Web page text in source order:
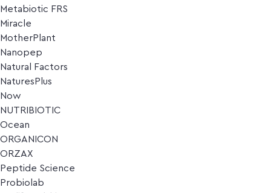
Metabiotic FRS
Miracle
MotherPlant
Nanopep
Natural Factors
NaturesPlus
Now
NUTRIBIOTIC
Ocean
ORGANICON
ORZAX
Peptide Science
Probiolab